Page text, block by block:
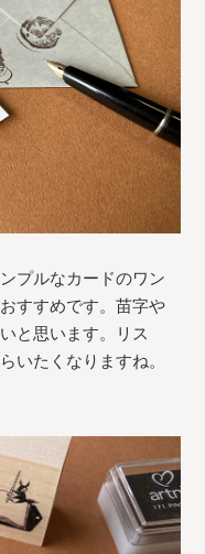
プルなカードのワン
すすめです。苗字や
と思います。リス
いたくなりますね。